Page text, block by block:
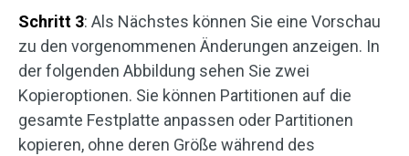
Schritt 3: Als Nächstes können Sie eine Vorschau
zu den vorgenommenen Änderungen anzeigen. In
der folgenden Abbildung sehen Sie zwei
Kopieroptionen. Sie können Partitionen auf die
gesamte Festplatte anpassen oder Partitionen
kopieren, ohne deren Größe während des